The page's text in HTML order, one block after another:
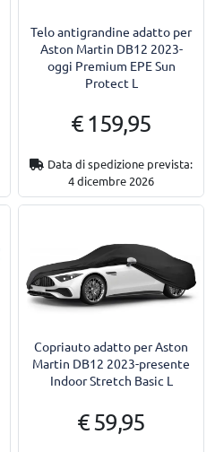
Telo antigrandine adatto per
Aston Martin DB12 2023-
oggi Premium EPE Sun
Protect L
€ 159,95
Data di spedizione prevista:
4 dicembre 2026
Copriauto adatto per Aston
Martin DB12 2023-presente
Indoor Stretch Basic L
€ 59,95